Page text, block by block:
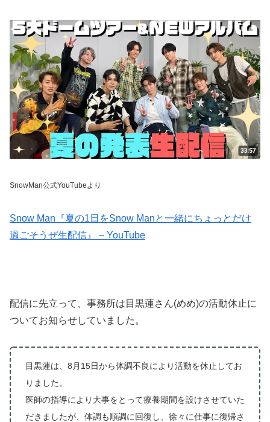
SnowMan公式YouTubeより
Snow Man『夏の1日をSnow Manと一緒にちょっとだけ
過ごそうぜ生配信』 – YouTube
配信に先立って、事務所は目黒蓮さん(めめ)の活動休止に
ついてお知らせしていました。
目黒蓮は、8月15日から体調不良により活動を休止してお
りました。
医師の指導により大事をとって療養期間を設けさせていた
だきましたが、体調も順調に回復し、徐々に仕事に復帰さ